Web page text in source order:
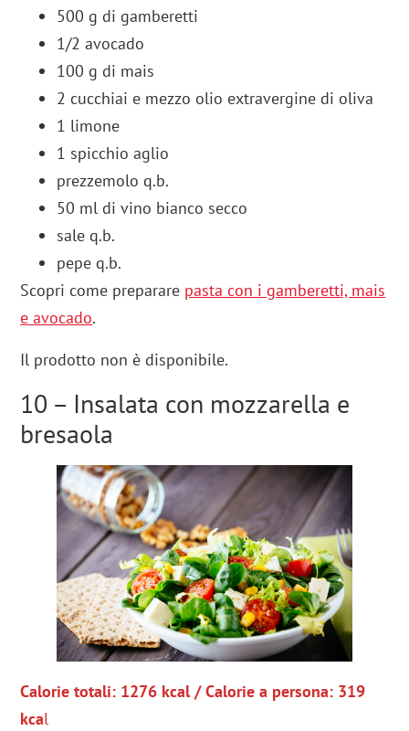
500 g di gamberetti
1/2 avocado
100 g di mais
2 cucchiai e mezzo olio extravergine di oliva
1 limone
1 spicchio aglio
prezzemolo q.b.
50 ml di vino bianco secco
sale q.b.
pepe q.b.
Scopri come preparare pasta con i gamberetti, mais
e avocado.
Il prodotto non è disponibile.
10 – Insalata con mozzarella e
bresaola
Calorie totali: 1276 kcal / Calorie a persona: 319
kcal